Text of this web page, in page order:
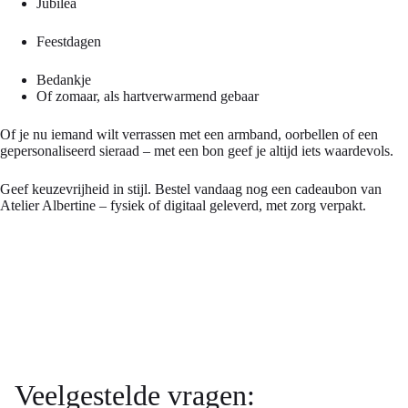
Jubilea
Feestdagen
Bedankje
Of zomaar, als hartverwarmend gebaar
Of je nu iemand wilt verrassen met een armband, oorbellen of een
gepersonaliseerd sieraad – met een bon geef je altijd iets waardevols.
Geef keuzevrijheid in stijl. Bestel vandaag nog een cadeaubon van
Atelier Albertine – fysiek of digitaal geleverd, met zorg verpakt.
Veelgestelde vragen: